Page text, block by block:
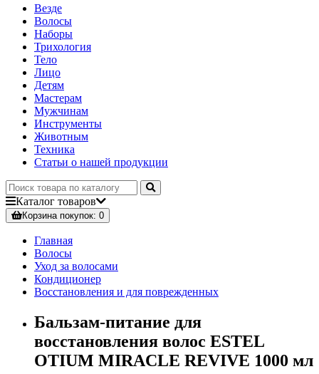
Везде
Волосы
Наборы
Трихология
Тело
Лицо
Детям
Мастерам
Мужчинам
Инструменты
Животным
Техника
Статьи о нашей продукции
Каталог товаров
Корзинапокупок: 0
Главная
Волосы
Уход за волосами
Кондиционер
Восстановления и для поврежденных
Бальзам-питание для
восстановления волос ESTEL
OTIUM MIRACLE REVIVE 1000 мл